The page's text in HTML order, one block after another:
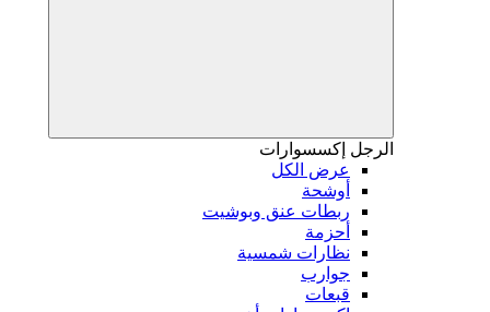
إكسسوارات
عرض الكل
أوشحة
ربطات عنق وبوشيت
أحزمة
نظارات شمسية
جوارب
قبعات